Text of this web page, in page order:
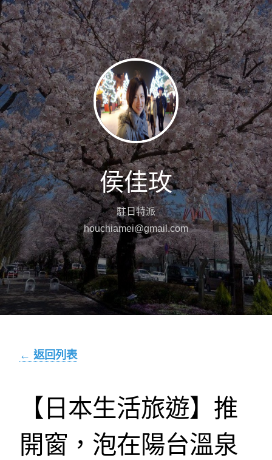
侯佳玫
駐日特派
houchiamei@gmail.com
← 返回列表
【日本生活旅遊】推
開窗，泡在陽台溫泉